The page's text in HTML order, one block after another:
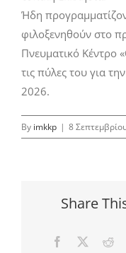
Ήδη
φιλοξενηθούν στο
Πνευματικό Κέντρο
τις πύλες του για
2026.
By imkkp | 8
Share
Facebook